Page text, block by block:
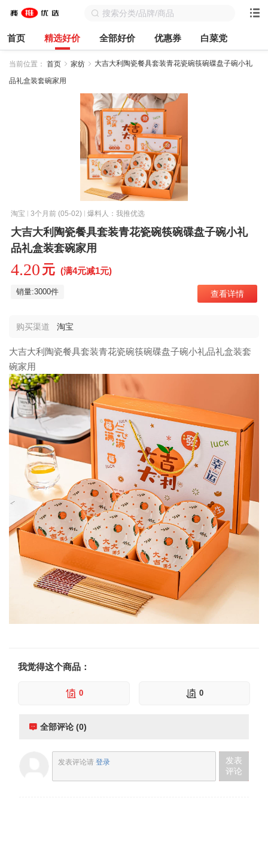
首页 精选好价 全部好价 优惠券 白菜党
当前位置： 首页 家纺 大吉大利陶瓷餐具套装青花瓷碗筷碗碟盘子碗小礼
品礼盒装套碗家用
淘宝 3个月前 (05-02) 爆料人：我推优选
大吉大利陶瓷餐具套装青花瓷碗筷碗碟盘子碗小礼
品礼盒装套碗家用
4.20 元 (满4元减1元)
销量:3000件 查看详情
购买渠道 淘宝
大吉大利陶瓷餐具套装青花瓷碗筷碗碟盘子碗小礼品礼盒装套
碗家用
我觉得这个商品：
0 0
全部评论 (0)
发表评论请 登录
发表
评论